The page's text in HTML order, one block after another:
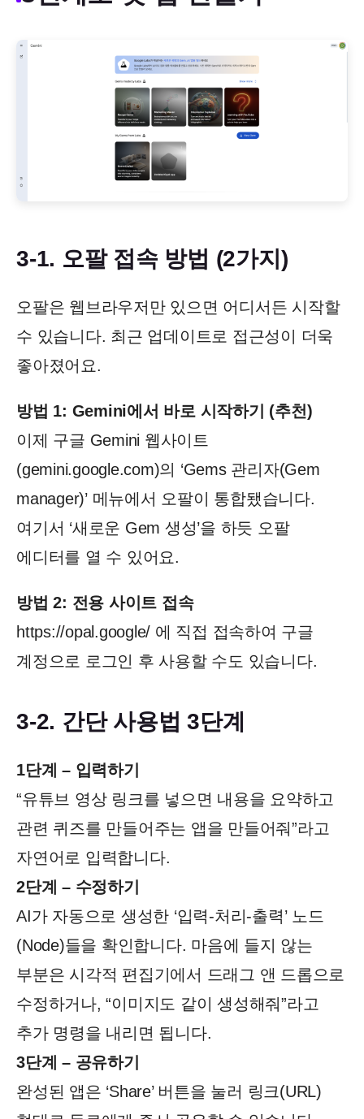
3-1. 오팔 접속 방법 (2가지)
오팔은 웹브라우저만 있으면 어디서든 시작할
수 있습니다. 최근 업데이트로 접근성이 더욱
좋아졌어요.
방법 1: Gemini에서 바로 시작하기 (추천)
이제 구글 Gemini 웹사이트
(gemini.google.com)의 ‘Gems 관리자(Gem
manager)’ 메뉴에서 오팔이 통합됐습니다.
여기서 ‘새로운 Gem 생성’을 하듯 오팔
에디터를 열 수 있어요.
방법 2: 전용 사이트 접속
https://opal.google/ 에 직접 접속하여 구글
계정으로 로그인 후 사용할 수도 있습니다.
3-2. 간단 사용법 3단계
1단계 – 입력하기
“유튜브 영상 링크를 넣으면 내용을 요약하고
관련 퀴즈를 만들어주는 앱을 만들어줘”라고
자연어로 입력합니다.
2단계 – 수정하기
AI가 자동으로 생성한 ‘입력-처리-출력’ 노드
(Node)들을 확인합니다. 마음에 들지 않는
부분은 시각적 편집기에서 드래그 앤 드롭으로
수정하거나, “이미지도 같이 생성해줘”라고
추가 명령을 내리면 됩니다.
3단계 – 공유하기
완성된 앱은 ‘Share’ 버튼을 눌러 링크(URL)